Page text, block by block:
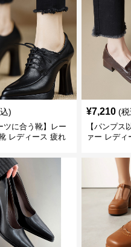
)
ツに合う靴】レー
レディース 疲れ
ーズ
¥7,210 (
【パンプス
ァー レデ
トゥ 疲れ